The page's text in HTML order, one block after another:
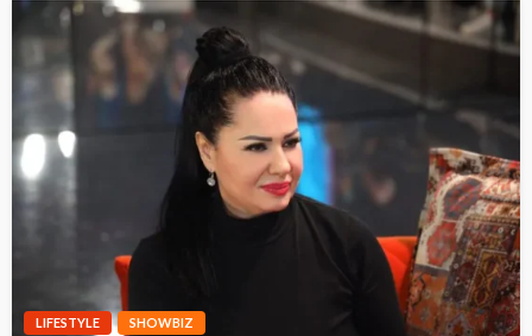
LIFESTYLE SHOWBIZ